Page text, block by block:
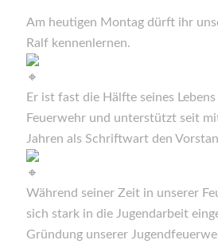
Am heutigen Montag dürft ihr
Ralf kennenlernen.
Er ist fast die Hälfte seines
Feuerwehr und unterstützt seit
Jahren als Schriftwart den
Während seiner Zeit in unserer
sich stark in die Jugendarbeit
Gründung unserer